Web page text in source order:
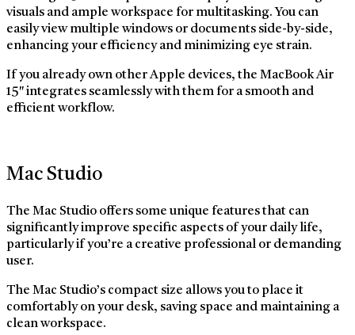
visuals and ample workspace for multitasking. You can
easily view multiple windows or documents side-by-side,
enhancing your efficiency and minimizing eye strain.
If you already own other Apple devices, the MacBook Air
15″ integrates seamlessly with them for a smooth and
efficient workflow.
Mac Studio
The Mac Studio offers some unique features that can
significantly improve specific aspects of your daily life,
particularly if you’re a creative professional or demanding
user.
The Mac Studio’s compact size allows you to place it
comfortably on your desk, saving space and maintaining a
clean workspace.